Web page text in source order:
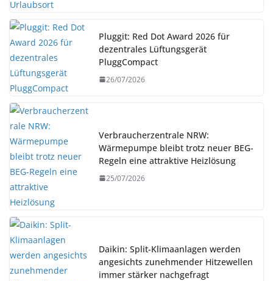
Pluggit: Red Dot Award 2026 für
dezentrales Lüftungsgerät
PluggCompact
26/07/2026
Verbraucherzentrale NRW:
Wärmepumpe bleibt trotz neuer BEG-
Regeln eine attraktive Heizlösung
25/07/2026
Daikin: Split-Klimaanlagen werden
angesichts zunehmender Hitzewellen
immer stärker nachgefragt